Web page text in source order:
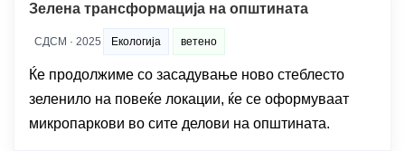
Зелена трансформација на општината
СДСМ · 2025 Екологија ветено
Ќе продолжиме со засадување ново стеблесто
зеленило на повеќе локации, ќе се оформуваат
микропаркови во сите делови на општината.